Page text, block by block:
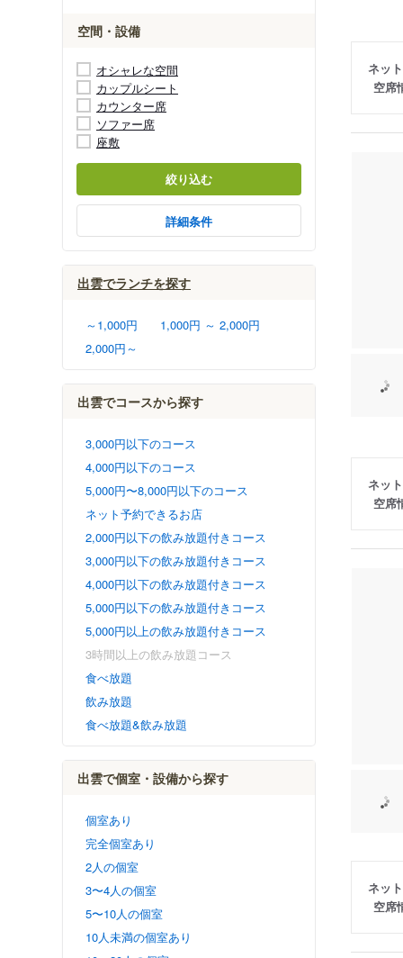
空間・設備
オシャレな空間
カップルシート
カウンター席
ソファー席
座敷
絞り込む
詳細条件
出雲でランチを探す
～1,000円
1,000円 ～ 2,000円
2,000円～
出雲でコースから探す
3,000円以下のコース
4,000円以下のコース
5,000円〜8,000円以下のコース
ネット予約できるお店
2,000円以下の飲み放題付きコース
3,000円以下の飲み放題付きコース
4,000円以下の飲み放題付きコース
5,000円以下の飲み放題付きコース
5,000円以上の飲み放題付きコース
3時間以上の飲み放題コース
食べ放題
飲み放題
食べ放題&飲み放題
出雲で個室・設備から探す
個室あり
完全個室あり
2人の個室
3〜4人の個室
5〜10人の個室
10人未満の個室あり
ネッ
空席
ネッ
空席
ネッ
空席